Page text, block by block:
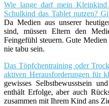
Wie lange darf mein Kleinkind
Schulkind das Tablet nutzen?
Da Medien aus unserer
sind, müssen Eltern den
Feingefühl steuern. Gute
nie tabu sein.
Das Töpfchentraining oder
aktiven Herausforderungen für
gewisses Selbstbewusstsein
enthält Erfolge, aber auch
zusammen mit Ihrem Kind ans